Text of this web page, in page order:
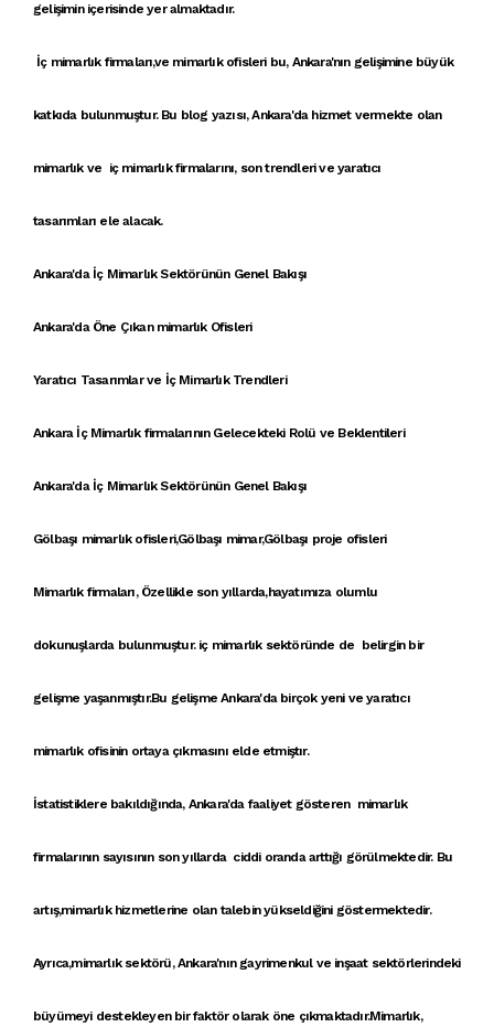
gelişimin içerisinde yer almaktadır.
İç mimarlık firmaları,ve mimarlık ofisleribu, Ankara'nın gelişimine büyük
katkıda bulunmuştur. Bu blog yazısı,Ankara'da hizmet vermekte olan
mimarlık ve iç mimarlık firmalarını, son trendleri veyaratıcı
tasarımları ele alacak.
Ankara'da İç Mimarlık Sektörünün Genel Bakışı
Ankara'da Öne Çıkan mimarlık Ofisleri
Yaratıcı Tasarımlar ve İç Mimarlık Trendleri
Ankara İç Mimarlık firmalarının Gelecekteki Rolü ve Beklentileri
Ankara'da İç Mimarlık Sektörünün Genel Bakışı
Gölbaşı mimarlık ofisleri,Gölbaşı mimar,Gölbaşı proje ofisleri
Mimarlık firmaları, Özellikle son yıllarda,hayatımıza olumlu
dokunuşlarda bulunmuştur. iç mimarlıksektöründe de belirgin bir
gelişme yaşanmıştır.Bu gelişme Ankara'da birçok yeni veyaratıcı
mimarlık ofisinin ortaya çıkmasını elde etmiştır.
İstatistiklere bakıldığında, Ankara'da faaliyet gösteren mimarlık
firmalarının sayısının son yıllarda ciddi oranda arttığı görülmektedir. Bu
artış,mimarlık hizmetlerine olan talebin yükseldiğini göstermektedir.
Ayrıca,mimarlık sektörü,Ankara'nın gayrimenkul ve inşaat sektörlerindeki
büyümeyi destekleyen bir faktör olarak öne çıkmaktadır.Mimarlık,